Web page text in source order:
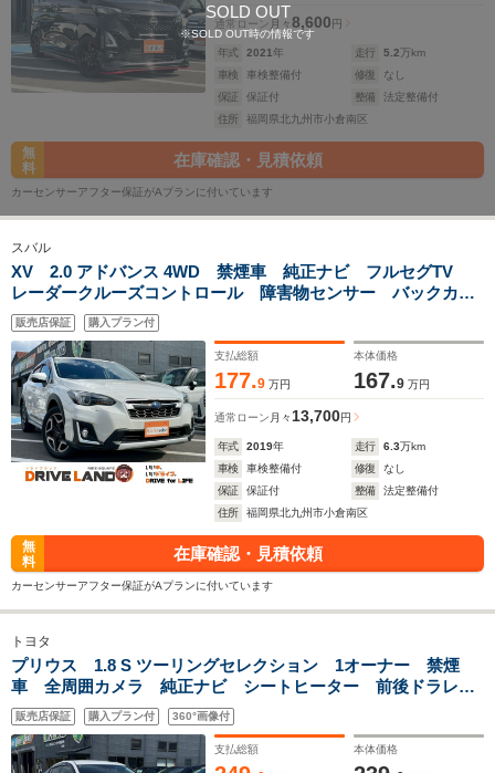
SOLD OUT
※SOLD OUT時の情報です
通常ローン 月々8,600 円
年式 2021年 走行 5.2万km
車検
車検整備付 修復
なし
保証
保証付 整備
法定整備付
住所
福岡県北九州市小倉南区
無
料
在庫確認・見積依頼
カーセンサーアフター保証がAプランに付いています
スバル
XV 2.0 アドバンス 4WD 禁煙車 純正ナビ フルセグTV
レーダークルーズコントロール 障害物センサー バックカメ
ラ ドラレコ ETC スマートキー フラットシート LEDヘ
ッドランプ フロントフォグランプ 純正アルミホイール
販売店保証 購入プラン付
支払総額
177.9 万円
本体価格
167.9 万円
通常ローン 月々 13,700円
年式 2019年 走行 6.3万km
車検
車検整備付 修復
なし
保証
保証付 整備
法定整備付
住所
福岡県北九州市小倉南区
無
料
在庫確認・見積依頼
カーセンサーアフター保証がAプランに付いています
トヨタ
プリウス 1.8 S ツーリングセレクション 1オーナー 禁煙
車 全周囲カメラ 純正ナビ シートヒーター 前後ドラレ
コ ETC フルセグTV 社外エアロ 純正アルミホイール ス
マートキー クルーズコントロール 電動格納ミラー
販売店保証 購入プラン付 360°画像付
支払総額 本体価格